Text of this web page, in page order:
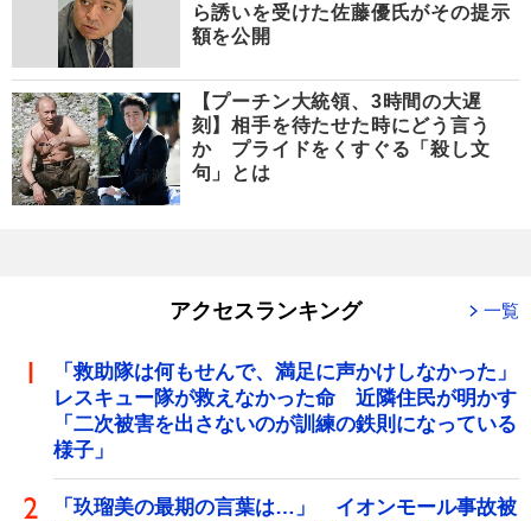
ら誘いを受けた佐藤優氏がその提示
額を公開
【プーチン大統領、3時間の大遅
刻】相手を待たせた時にどう言う
か プライドをくすぐる「殺し文
句」とは
アクセスランキング 一覧
「救助隊は何もせんで、満足に声かけしなかった」
レスキュー隊が救えなかった命 近隣住民が明かす
「二次被害を出さないのが訓練の鉄則になっている
様子」
「玖瑠美の最期の言葉は…」 イオンモール事故被